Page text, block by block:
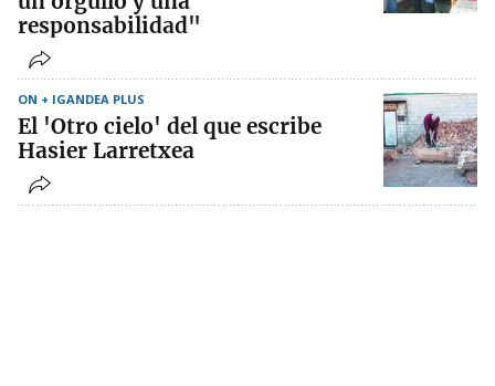
responsabilidad"
ON + IGANDEA PLUS
El 'Otro cielo' del que escribe
Hasier Larretxea